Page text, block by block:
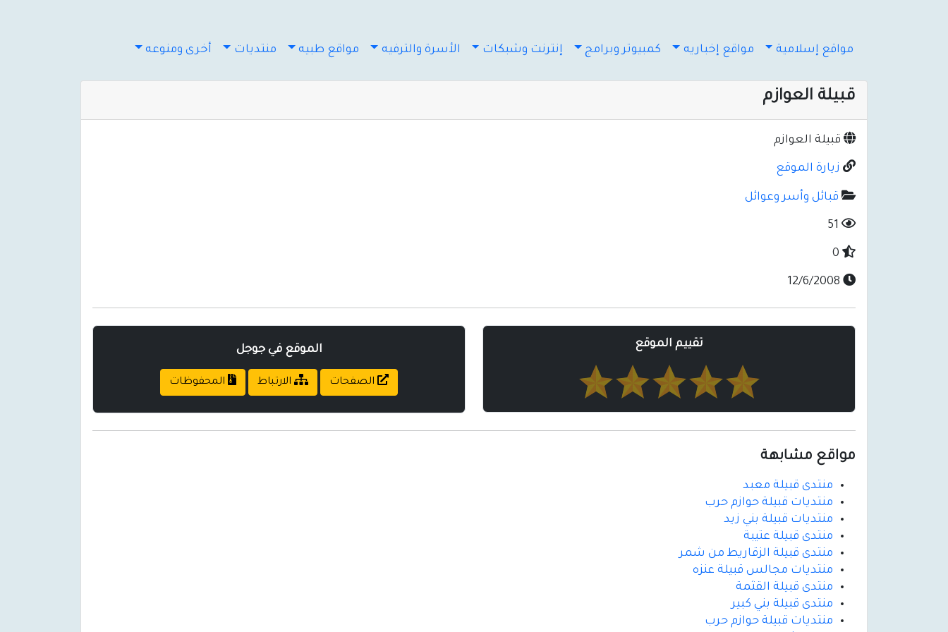
مواقع إسلامية مواقع إخباريه كمبيوتر وبرامج إنترنت وشبكات الأسرة والترفيه مواقع طبيه منتديات أخرى ومنوعه
قبيلة العوازم
قبيلة العوازم
زيارة الموقع
قبائل وأسر وعوائل
تقييم الموقع الموقع في جوجل
الصفحات الارتباط المحفوظات
مواقع مشابهة
منتدى قبيلة معبد
منتديات قبيلة حوازم حرب
منتديات قبيلة بني زيد
منتدى قبيلة عتيبة
منتدى قبيلة الزقاريط من شمر
منتديات مجالس قبيلة عنزه
منتدى قبيلة القثمة
منتدى قبيلة بني كبير
منتديات قبيلة حوازم حرب